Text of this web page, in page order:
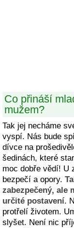
Co přináší
mužem?
Tak jej necháme
vyspí. Nás bude
dívce na
šedinách, které
moc dobře vědí! U
bezpečí a opory.
zabezpečený, ale
určité postavení.
protřelí životem.
slyšet. Není nic